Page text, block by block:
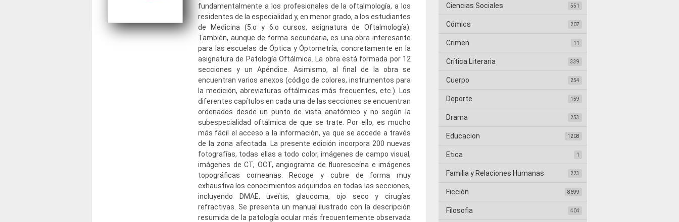
fundamentalmente a los profesionales de la oftalmología, a los
residentes de la especialidad y, en menor grado, a los estudiantes
de Medicina (5.o y 6.o cursos, asignatura de Oftalmología).
También, aunque de forma secundaria, es una obra interesante
para las escuelas de Óptica y Óptometría, concretamente en la
asignatura de Patología Oftálmica. La obra está formada por 12
secciones y un Apéndice. Asimismo, al final de la obra se
encuentran varios anexos (código de colores, instrumentos para
la medición, abreviaturas oftálmicas más frecuentes, etc.). Los
diferentes capítulos en cada una de las secciones se encuentran
ordenados desde un punto de vista anatómico y no según la
subespecialidad oftálmica de que se trate. Por ello, es mucho
más fácil el acceso a la información, ya que se accede a través
de la zona afectada. La presente edición incorpora 200 nuevas
fotografías, todas ellas a todo color, imágenes de campo visual,
imágenes de CT, OCT, angiograma de fluoresceína e imágenes
topográficas corneanas. Recoge y cubre de forma muy
exhaustiva los conocimientos adquiridos en todas las secciones,
incluyendo DMAE, uveítis, glaucoma, ojo seco y cirugías
refractivas. Se presenta un manual ilustrado con la descripción
resumida de la patología ocular más frecuentemente observada
Ciencias Sociales 551
Cómics 207
Crimen 11
Crítica Literaria 339
Cuerpo 254
Deporte 159
Drama 253
Educacion 1208
Etica 1
Familia y Relaciones Humanas 223
Ficción 8699
Filosofia 404